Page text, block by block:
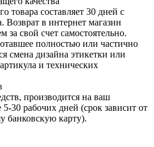
товара составляет 30 дней с
Возврат в интернет магазин
за свой счет самостоятельно.
полностью или частично
смена дизайна этикетки или
и технических
производится на ваш
5-30 рабочих дней (срок зависит от
банковскую карту).